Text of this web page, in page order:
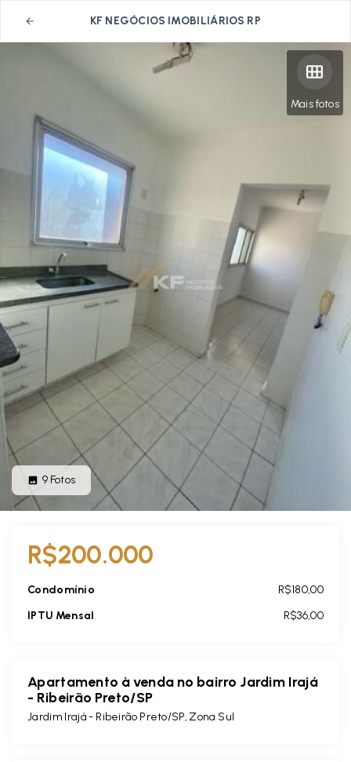
KF NEGÓCIOS IMOBILIÁRIOS RP
Mais fotos
9 Fotos
R$200.000
Condomínio
R$180,00
IPTU Mensal
R$36,00
Apartamento à venda no bairro Jardim Irajá
- Ribeirão Preto/SP
Jardim Irajá - Ribeirão Preto/SP, Zona Sul